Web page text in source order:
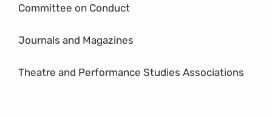
Committee on Conduct
Journals and Magazines
Theatre and Performance Studies Associations